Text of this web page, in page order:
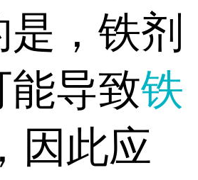
，铁剂
能导致铁
，因此应